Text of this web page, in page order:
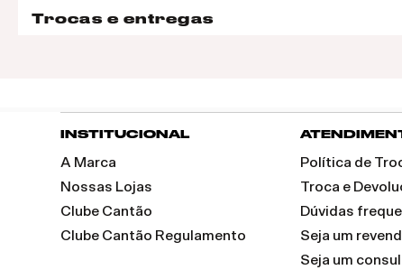
Trocas e entregas
INSTITUCIONAL
A Marca
Nossas Lojas
Clube Cantão
Clube Cantão Regulamento
Política de
Troca e
Dúvidas
Seja um
Seja um